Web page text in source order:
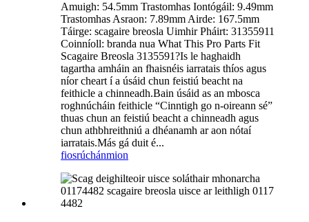
Amuigh: 54.5mm Trastomhas Iontógáil: 9.49mm
Trastomhas Asraon: 7.89mm Airde: 167.5mm
Táirge: scagaire breosla Uimhir Pháirt: 31355911
Coinníoll: branda nua What This Pro Parts Fit
Scagaire Breosla 3135591?Is le haghaidh
tagartha amháin an fhaisnéis iarratais thíos agus
níor cheart í a úsáid chun feistiú beacht na
feithicle a chinneadh.Bain úsáid as an mbosca
roghnúcháin feithicle “Cinntigh go n-oireann sé”
thuas chun an feistiú beacht a chinneadh agus
chun athbhreithniú a dhéanamh ar aon nótaí
iarratais.Más gá duit é...
fiosrúchánmion